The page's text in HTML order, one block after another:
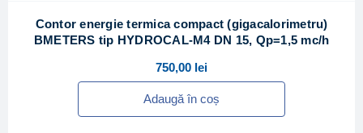
Contor energie termica compact (gigacalorimetru)
BMETERS tip HYDROCAL-M4 DN 15, Qp=1,5 mc/h
750,00 lei
Adaugă în coș